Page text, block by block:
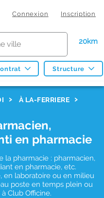
Connexion Inscription
20km
Structure
À LA-FERRIERE
en pharmacie
la pharmacie : pharmacien,
en pharmacie, etc.
en laboratoire ou en milieu
poste en temps plein ou
Club Officine.